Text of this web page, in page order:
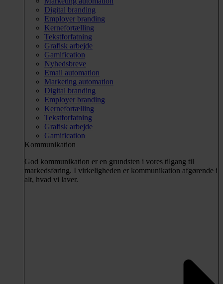
Digital branding
Employer branding
Kernefortælling
Tekstforfatning
Grafisk arbejde
Gamification
Nyhedsbreve
Email automation
Marketing automation
Digital branding
Employer branding
Kernefortælling
Tekstforfatning
Grafisk arbejde
Gamification
Kommunikation
God kommunikation er en grundsten i vores tilgang til
markedsføring. I virkeligheden er kommunikation afgørende i
alt, hvad vi laver.